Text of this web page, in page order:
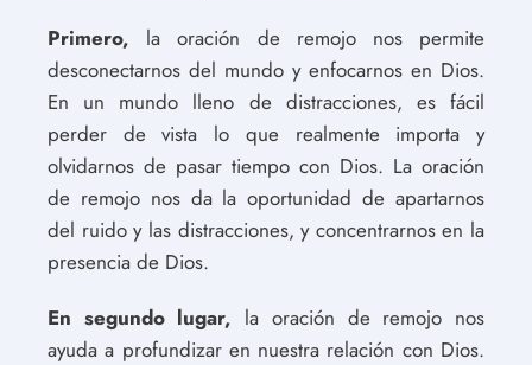
Primero, la oración de remojo nos permite
desconectarnos del mundo y enfocarnos en Dios.
En un mundo lleno de distracciones, es fácil
perder de vista lo que realmente importa y
olvidarnos de pasar tiempo con Dios. La oración
de remojo nos da la oportunidad de apartarnos
del ruido y las distracciones, y concentrarnos en la
presencia de Dios.
En segundo lugar, la oración de remojo nos
ayuda a profundizar en nuestra relación con Dios.